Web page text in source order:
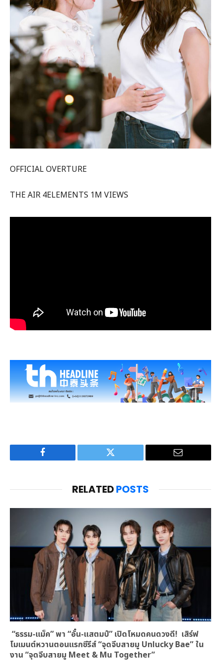
OFFICIAL OVERTURE
THE AIR 4ELEMENTS 1M VIEWS
Facebook Twitter Email
RELATEDPOSTS
“ธรรม-แม็ค” พา “อั๋น-แสตมป์” เปิดโหมดคนดวงดี! เสิร์ฟ
โมเมนต์หวานตอนแรกซีรีส์ “จุดจีบสายมู Unlucky Bae” ใน
งาน “จุดจีบสายมู Meet & Mu Together”